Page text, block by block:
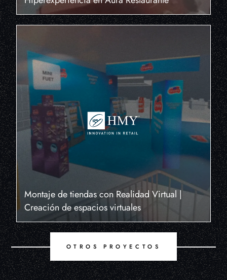
Montaje de tiendas con Realidad Virtual |
Creación de espacios virtuales
OTROS PROYECTOS